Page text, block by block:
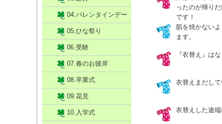
ったのが帰り
です！
肌を焼かない
ます。
『衣替え』は
衣替えまだし
衣替えした途
04.バレンタインデー
05.ひな祭り
06.受験
07.春のお彼岸
08.卒業式
09.花見
10.入学式